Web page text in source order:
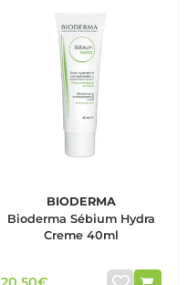
BIODERMA
Bioderma Sébium Hydra
Creme 40ml